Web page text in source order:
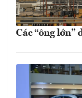
Các “ông lớn”